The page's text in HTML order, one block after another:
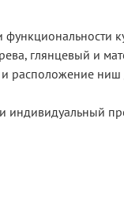
глянцевый и
расположение